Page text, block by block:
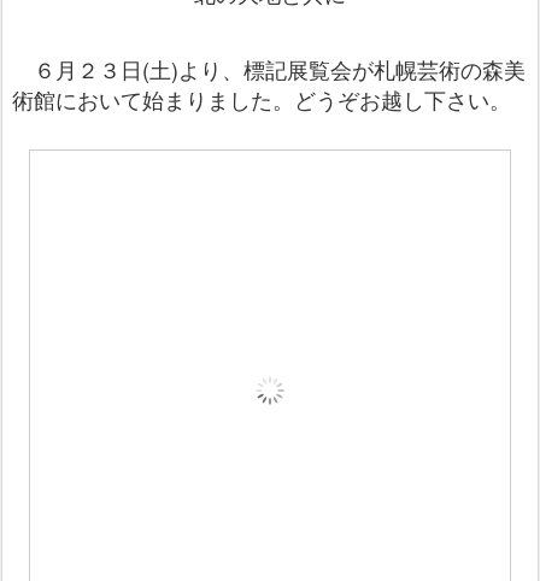
６月２３日(土)より、標記展覧会が札幌芸術の森美
術館において始まりました。どうぞお越し下さい。